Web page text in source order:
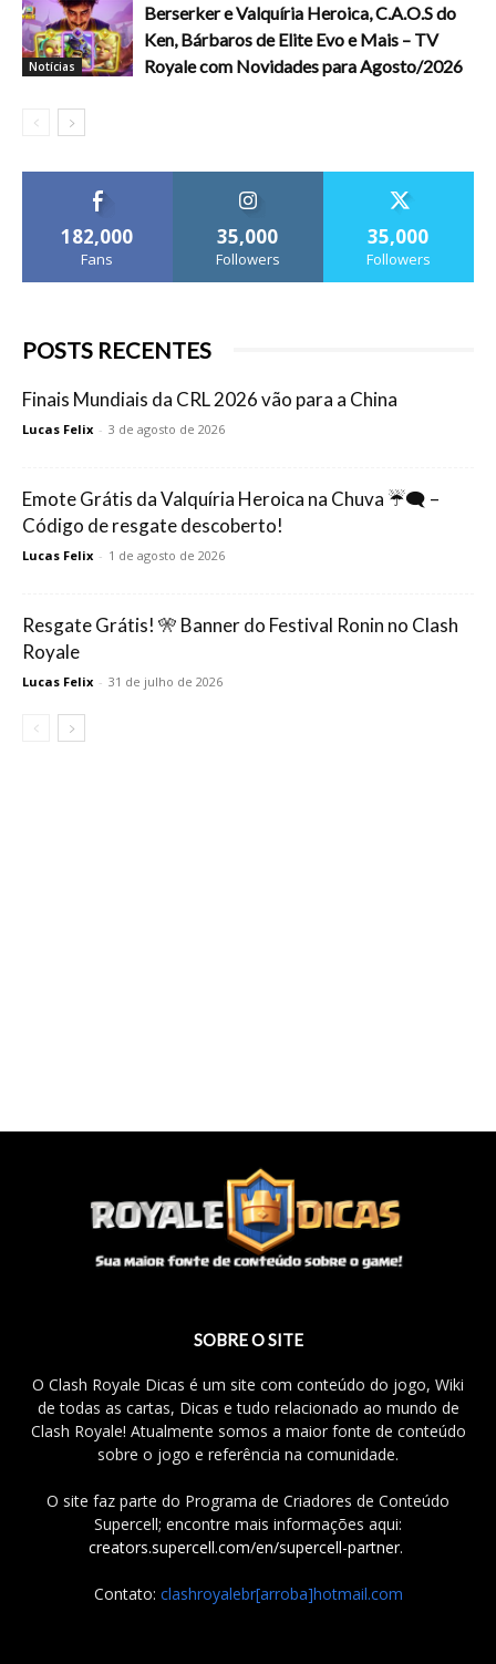
Notícias
Berserker e Valquíria Heroica, C.A.O.S do
Ken, Bárbaros de Elite Evo e Mais – TV
Royale com Novidades para Agosto/2026
182,000
Fans
35,000
Followers
35,000
Followers
POSTS RECENTES
Finais Mundiais da CRL 2026 vão para a China
Lucas Felix - 3 de agosto de 2026
Emote Grátis da Valquíria Heroica na Chuva ☔🗨️ –
Código de resgate descoberto!
Lucas Felix - 1 de agosto de 2026
Resgate Grátis! 🎌 Banner do Festival Ronin no Clash
Royale
Lucas Felix - 31 de julho de 2026
SOBRE O SITE
O Clash Royale Dicas é um site com conteúdo do jogo, Wiki
de todas as cartas, Dicas e tudo relacionado ao mundo de
Clash Royale! Atualmente somos a maior fonte de conteúdo
sobre o jogo e referência na comunidade.
O site faz parte do Programa de Criadores de Conteúdo
Supercell; encontre mais informações aqui:
creators.supercell.com/en/supercell-partner.
Contato: clashroyalebr[arroba]hotmail.com